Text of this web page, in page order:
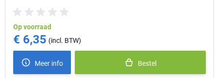
Op voorraad
€ 6,35
Meer info Bestel